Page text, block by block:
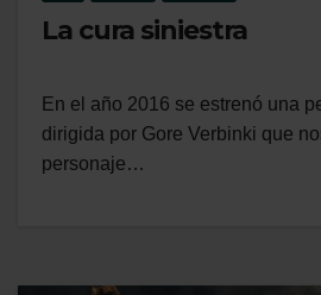
La cura siniestra
En el año 2016 se estrenó una
dirigida por Gore Verbinki que
personaje…